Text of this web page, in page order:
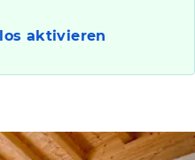
aktivieren